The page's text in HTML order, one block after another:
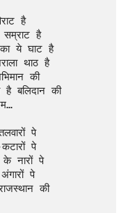
है
सम्राट है
ये घाट है
थाठ है
की
है बलिदान की
पे
कटारों पे
के नारों पे
अंगारों पे
की